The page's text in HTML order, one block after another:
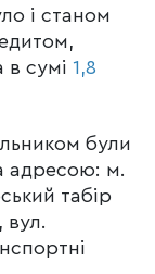
і станом
в сумі 1,8
були
адресою: м.
табір
вул.